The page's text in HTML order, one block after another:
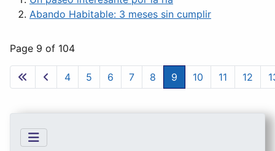
Abando Habitable: 3 meses sin cumplir
Page 9 of 104
4 5 6 7 8 9 10 11 12